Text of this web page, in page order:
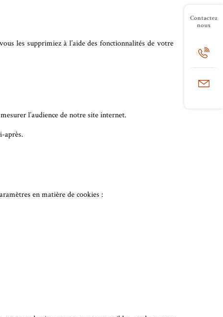
Contactez
nous
les supprimiez à l’aide des fonctionnalités de votre
l’audience de notre site internet.
après.
en matière de cookies :